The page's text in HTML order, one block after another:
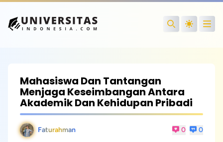
Search
Mahasiswa Dan Tantangan
Menjaga Keseimbangan Antara
Akademik Dan Kehidupan Pribadi
Faturahman 0 0